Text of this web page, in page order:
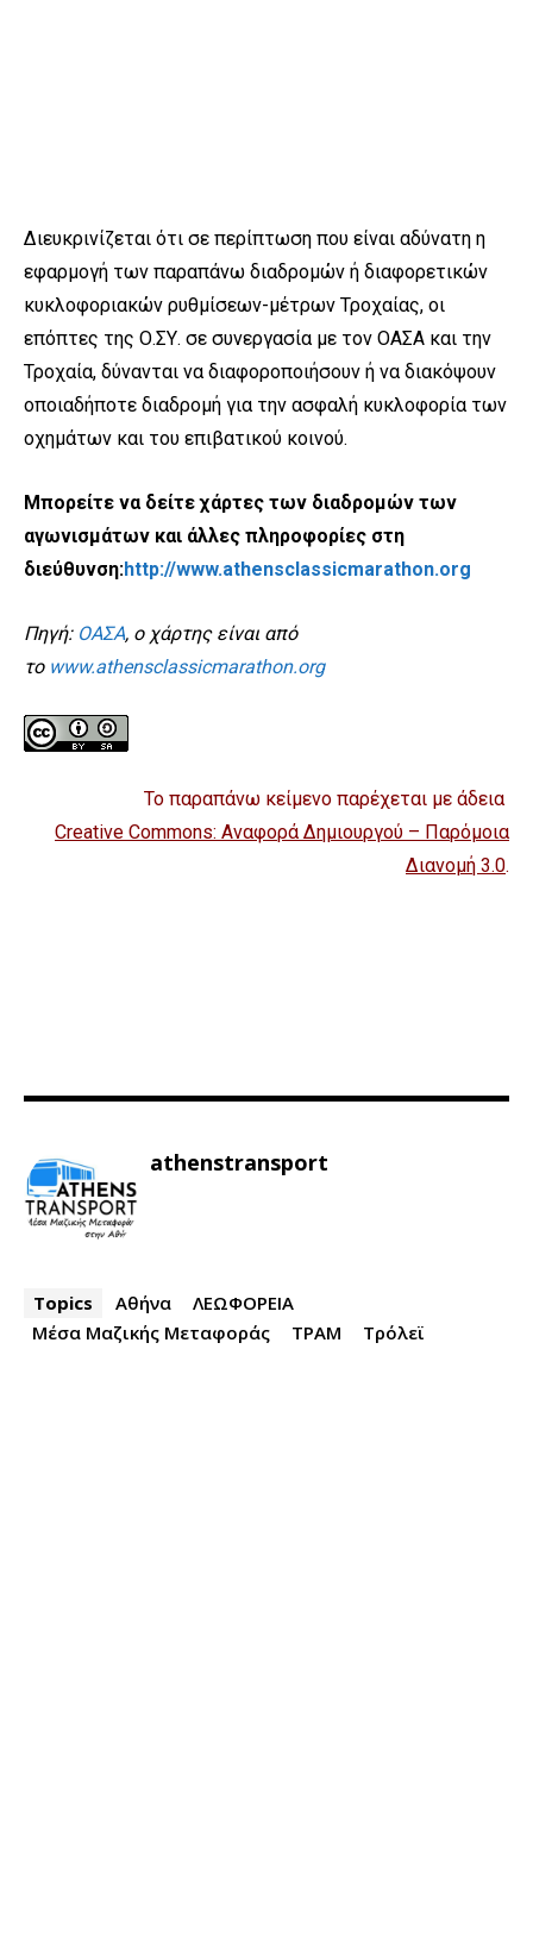
Διευκρινίζεται ότι σε περίπτωση που είναι αδύνατη η
εφαρμογή των παραπάνω διαδρομών ή διαφορετικών
κυκλοφοριακών ρυθμίσεων-μέτρων Τροχαίας, οι
επόπτες της Ο.ΣΥ. σε συνεργασία με τον ΟΑΣΑ και την
Τροχαία, δύνανται να διαφοροποιήσουν ή να διακόψουν
οποιαδήποτε διαδρομή για την ασφαλή κυκλοφορία των
οχημάτων και του επιβατικού κοινού.
Μπορείτε να δείτε χάρτες των διαδρομών των
αγωνισμάτων και άλλες πληροφορίες στη
διεύθυνση:http://www.athensclassicmarathon.org
Πηγή: ΟΑΣΑ, ο χάρτης είναι από
το www.athensclassicmarathon.org
Το παραπάνω κείμενο παρέχεται με άδεια
Creative Commons: Αναφορά Δημιουργού – Παρόμοια
Διανομή 3.0.
athenstransport
Topics Αθήνα
ΛΕΩΦΟΡΕΙΑ
Μέσα Μαζικής Μεταφοράς
ΤΡΑΜ Τρόλεϊ